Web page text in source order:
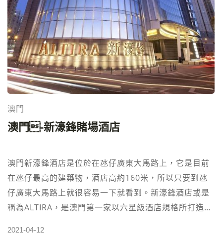
勞簽約；簽約兩年後（2008年底）結束其代言人合
約。 星際酒店娛樂場（在一樓及三樓）有兩個樓高10米
的大型博彩廳和貴賓樓層，面積達14萬平方呎，共有近
290張賭桌（提供百家樂、加勒比撲克、廿一點、輪盤
及骰寳等賭博項目）和371台老虎機；而酒店10樓則設
有貴賓娛樂場「金門尊尚會」。開幕時，主廳內設有全
亞洲最巨型式室內LED電子顯示屏幕，但2007年底至
2008年娛樂場經過多次改建後，電子顯示屏幕被改為原
來的一半。而2009年五月中起一樓娛樂場分階段進行全
際酒店的易手行動。 【澳門星際酒店 資訊】
STARWORLD HOTEL MACAU官網：
https://www.starworldmacau.com/zh-hant/飯店星
等：✭✭✭✭✭地址：澳門友誼大馬路（與先德麗街交匯
處）櫃台電話：2838 3838交通資訊：酒店位於澳門核
澳門
澳門-新濠鋒賭場酒店
澳門新濠鋒酒店是位於在氹仔廣東大馬路上，它是目前
在氹仔最高的建築物，酒店高約160米，所以只要到氹
仔廣東大馬路上就很容易一下就看到。新濠鋒酒店或是
稱為ALTIRA，是澳門第一家以六星級酒店規格所打造的
2021-04-12